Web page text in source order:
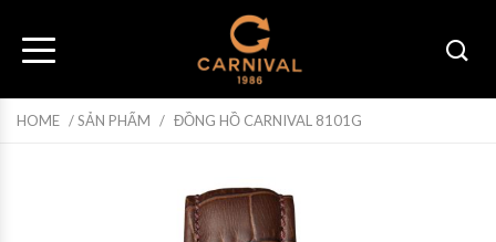
HOME /SẢN PHẨM / ĐỒNG HỒ CARNIVAL 8101G